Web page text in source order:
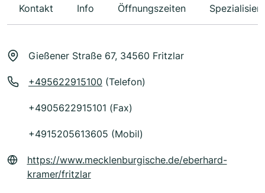
Kontakt Info Öffnungszeiten
Gießener Straße 67, 34560 Fritzlar
+495622915100 (Telefon)
+4905622915101 (Fax)
+4915205613605 (Mobil)
https://www.mecklenburgische.de/eberhard-
kramer/fritzlar